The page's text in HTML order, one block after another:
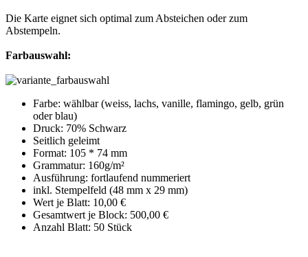
Die Karte eignet sich optimal zum Absteichen oder zum
Abstempeln.
Farbauswahl:
Farbe: wählbar (weiss, lachs, vanille, flamingo, gelb, grün
oder blau)
Druck: 70% Schwarz
Seitlich geleimt
Format: 105 * 74 mm
Grammatur: 160g/m²
Ausführung: fortlaufend nummeriert
inkl. Stempelfeld (48 mm x 29 mm)
Wert je Blatt: 10,00 €
Gesamtwert je Block: 500,00 €
Anzahl Blatt: 50 Stück